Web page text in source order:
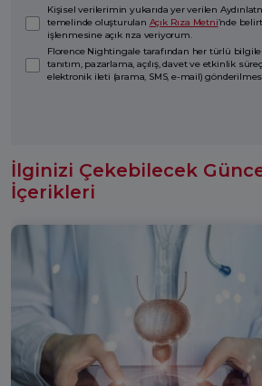
Kişisel verilerimin yukarıda yer verilen
temelinde oluşturulan Açık Rıza Metni’nde
işlenmesine açık rıza veriyorum.
Florence Nightingale tarafından her türlü
tanıtım, pazarlama, açılış, davet ve etkinlik
elektronik ileti (arama, SMS, e-mail)
İlginizi Çekebilecek
İçerikleri